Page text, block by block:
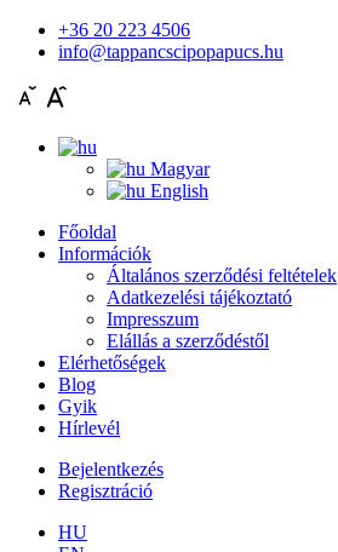
+36 20 223 4506
info@tappancscipopapucs.hu
Magyar
English
Főoldal
Információk
Általános szerződési feltételek
Adatkezelési tájékoztató
Impresszum
Elállás a szerződéstől
Elérhetőségek
Blog
Gyik
Hírlevél
Bejelentkezés
Regisztráció
HU